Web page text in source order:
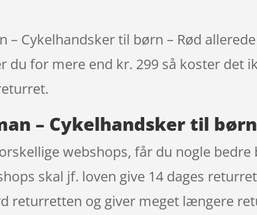
– Cykelhandsker til børn – Rød
du for mere end kr. 299 så koster det
– Cykelhandsker til
webshops, får du nogle
skal jf. loven give 14 dages
returretten og giver meget længere